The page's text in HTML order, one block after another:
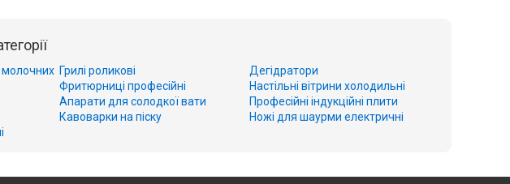
молочних Грилі роликові
Фритюрниці професійні
Апарати для солодкої вати
Кавоварки на піску
Дегідратори
Настільні вітрини холодильні
Професійні індукційні плити
Ножі для шаурми електричні